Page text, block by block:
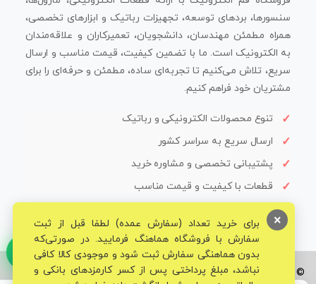
سنسورها، بردهای توسعه، تجهیزات رباتیک و ابزارهای تخصصی،
همراه مطمئن مهندسان، دانشجویان، تعمیرکاران و علاقه‌مندان
به الکترونیک است. ما با تضمین کیفیت، قیمت مناسب و ارسال
سریع، تلاش می‌کنیم تا تجربه‌ای ساده، مطمئن و حرفه‌ای را برای
مشتریان خود فراهم کنیم.
تنوع محصولات الکترونیکی و رباتیک
ارسال سریع به سراسر کشور
پشتیبانی تخصصی و مشاوره خرید
قطعات با کیفیت و قیمت مناسب
© تمامی حقوق برای فروشگاه تخصصی قم الکترونیک محفوظ می‌باشد.
برای خرید تعداد (سفارش عمده) لطفا قبل از ثبت
سفارش با فروشگاه هماهنگ فرمایید. در صورتی‌که
بدون هماهنگی سفارش ثبت شود و موجودی کالا کافی
نباشد، مبلغ پرداختی پس از کسر کارمزدهای بانکی و
×